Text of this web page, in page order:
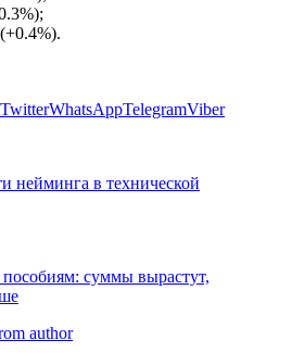
TwitterWhatsAppTelegramViber
нейминга в технической
суммы вырастут,
author